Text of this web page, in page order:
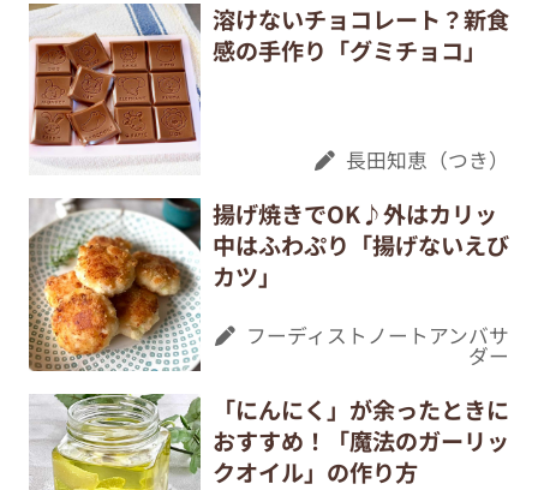
溶けないチョコレート？新食
感の手作り「グミチョコ」
長田知恵（つき）
揚げ焼きでOK♪外はカリッ
中はふわぷり「揚げないえび
カツ」
フーディストノートアンバサ
ダー
「にんにく」が余ったときに
おすすめ！「魔法のガーリッ
クオイル」の作り方